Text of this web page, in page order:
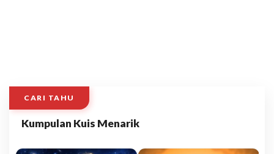
CARI TAHU
Kumpulan Kuis Menarik